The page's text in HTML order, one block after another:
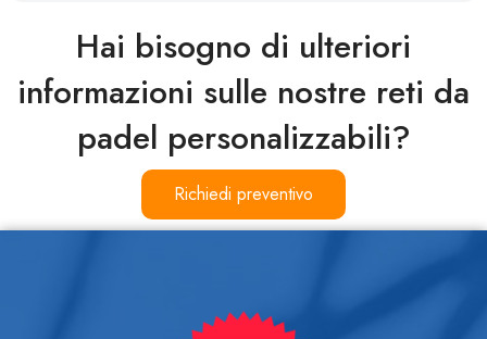
Hai bisogno di ulteriori
informazioni sulle nostre reti da
padel personalizzabili?
Richiedi preventivo